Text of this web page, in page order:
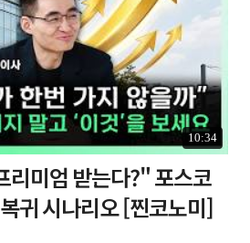
10:34
리미엄 받는다?" 포스코
귀 시나리오 [찐코노미]